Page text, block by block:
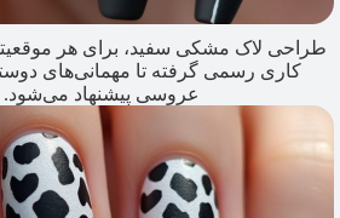
طراحی لاک مشکی سفید، برای هر
کاری رسمی گرفته تا مهمانی‌های
عروسی پیشنهاد می‌شود.